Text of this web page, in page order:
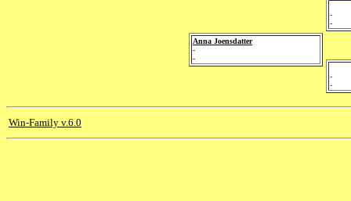
Anna Joensdatter
-
-
-
-
-
-
Win-Family v.6.0